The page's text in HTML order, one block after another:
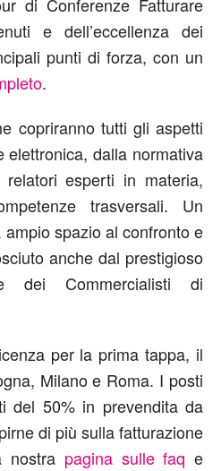
e dell’eccellenza dei
punti di forza, con un
.
copriranno tutti gli aspetti
elettronica, dalla normativa
esperti in materia,
trasversali. Un
spazio al confronto e
anche dal prestigioso
dei Commercialisti di
per la prima tappa, il
Milano e Roma. I posti
del 50% in prevendita da
di più sulla fatturazione
nostra pagina sulle faq e